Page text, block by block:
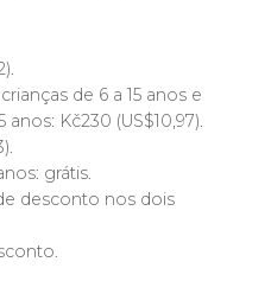
de 6 a 15 anos e
anos: Kč230 (US$10,97).
grátis.
desconto nos dois